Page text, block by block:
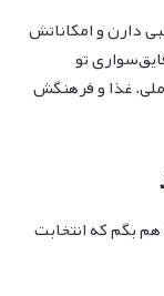
دارن و امکاناتش
تو
ملی. غذا و فرهنگش
هم بگم که انتخابت